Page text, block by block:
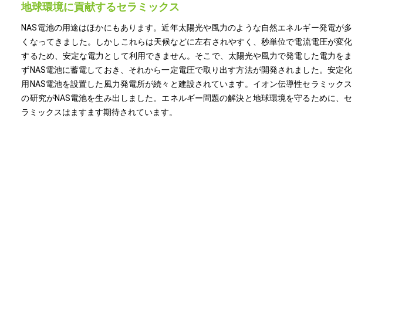
地球環境に貢献するセラミックス
NAS電池の用途はほかにもあります。近年太陽光や風力のような自然エネルギー発電が多
くなってきました。しかしこれらは天候などに左右されやすく、秒単位で電流電圧が変化
するため、安定な電力として利用できません。そこで、太陽光や風力で発電した電力をま
ずNAS電池に蓄電しておき、それから一定電圧で取り出す方法が開発されました。安定化
用NAS電池を設置した風力発電所が続々と建設されています。イオン伝導性セラミックス
の研究がNAS電池を生み出しました。エネルギー問題の解決と地球環境を守るために、セ
ラミックスはますます期待されています。